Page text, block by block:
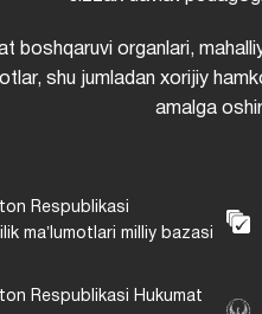
boshqaruvi organlari,
shu jumladan xorijiy
amalga
Respublikasi
maʼlumotlari milliy bazasi
Respublikasi Hukumat